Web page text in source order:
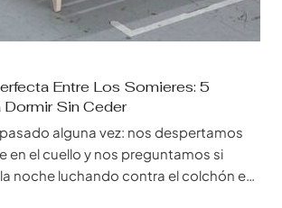
Entre Los Somieres: 5
Sin Ceder
alguna vez: nos despertamos
en el cuello y nos preguntamos si
noche luchando contra el colchón en
en el país de los sueños. Aunque